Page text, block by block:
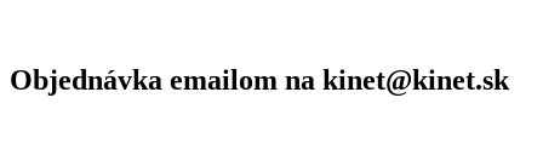
Objednávka emailom na kinet@kinet.sk